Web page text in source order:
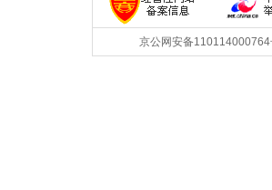
京公网安备